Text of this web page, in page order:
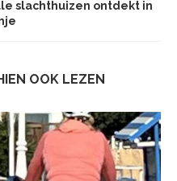
slachthuizen ontdekt in
OOK LEZEN